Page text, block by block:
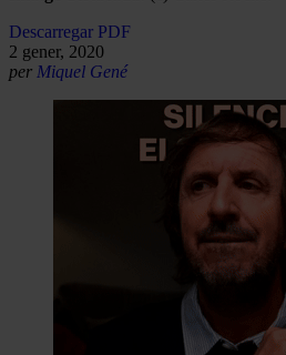
Descarregar PDF
2 gener, 2020
per Miquel Gené